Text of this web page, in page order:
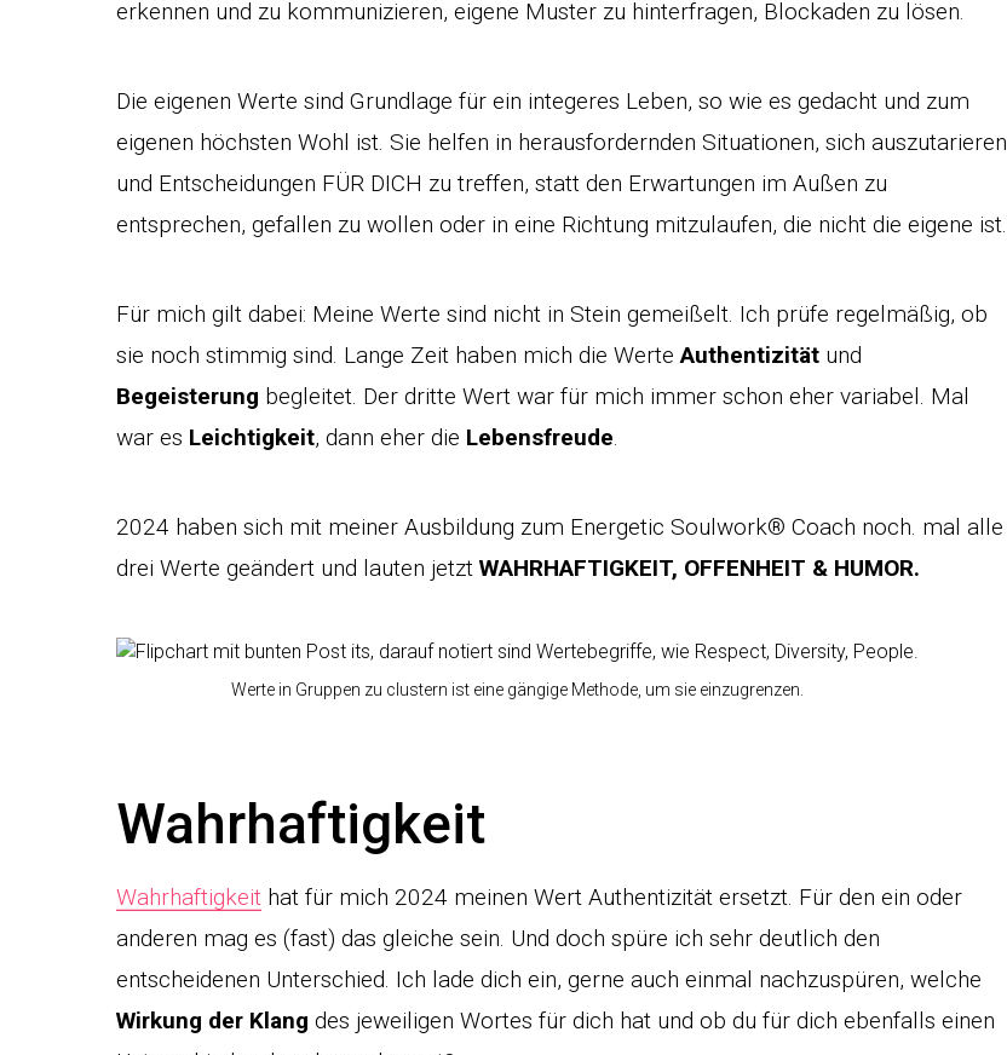
erkennen und zu kommunizieren, eigene Muster zu hinterfragen, Blockaden zu lösen.
Die eigenen Werte sind Grundlage für ein integeres Leben, so wie es gedacht und zum
eigenen höchsten Wohl ist. Sie helfen in herausfordernden Situationen, sich auszutarieren
und Entscheidungen FÜR DICH zu treffen, statt den Erwartungen im Außen zu
entsprechen, gefallen zu wollen oder in eine Richtung mitzulaufen, die nicht die eigene ist.
Für mich gilt dabei: Meine Werte sind nicht in Stein gemeißelt. Ich prüfe regelmäßig, ob
sie noch stimmig sind. Lange Zeit haben mich die WerteAuthentizität und
Begeisterung begleitet. Der dritte Wert war für mich immer schon eher variabel. Mal
war es Leichtigkeit, dann eher die Lebensfreude.
2024 haben sich mit meiner Ausbildung zum Energetic Soulwork® Coach noch. mal alle
drei Werte geändert und lauten jetzt WAHRHAFTIGKEIT, OFFENHEIT & HUMOR.
Werte in Gruppen zu clustern ist eine gängige Methode, um sie einzugrenzen.
Wahrhaftigkeit
Wahrhaftigkeit hat für mich 2024 meinen Wert Authentizität ersetzt. Für den ein oder
anderen mag es (fast) das gleiche sein. Und doch spüre ich sehr deutlich den
entscheidenen Unterschied. Ich lade dich ein, gerne auch einmal nachzuspüren, welche
Wirkung der Klang des jeweiligen Wortes für dich hat und ob du für dich ebenfalls einen